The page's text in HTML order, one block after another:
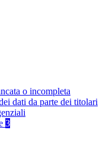
o incompleta
dati da parte dei titolari
3